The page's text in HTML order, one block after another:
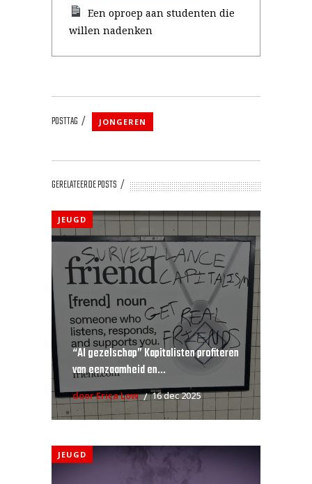
Een oproep aan studenten die
willen nadenken
POSTTAG JONGEREN
GERELATEERDE POSTS
JEUGD
“AI gezelschap” Kapitalisten profiteren
van eenzaamheid en...
door Erica Low 16 dec 2025
JEUGD